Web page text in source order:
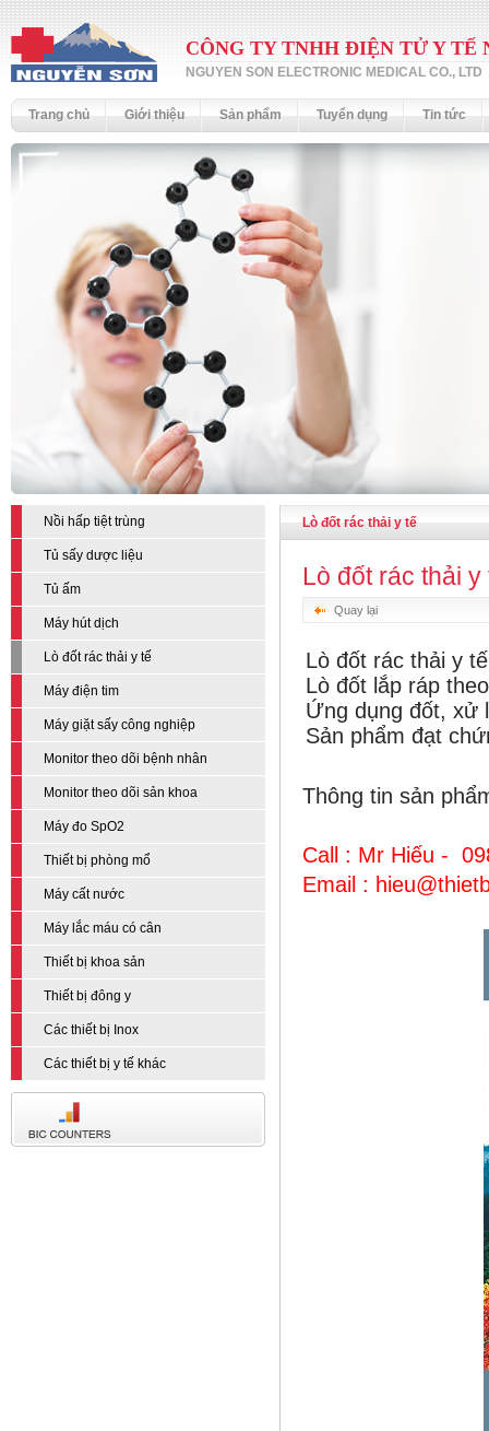
CÔNG TY TNHH ĐIỆN TỬ Y TẾ
NGUYEN SON ELECTRONIC MEDICAL CO., LTD
Trang chủ Giới thiệu Sản phẩm Tuyển dụng Tin tức
Nồi hấp tiệt trùng
Tủ sấy dược liệu
Tủ ấm
Máy hút dịch
Lò đốt rác thải y tế
Máy điện tim
Máy giặt sấy công nghiệp
Monitor theo dõi bệnh nhân
Monitor theo dõi sản khoa
Máy đo SpO2
Thiết bị phòng mổ
Máy cất nước
Máy lắc máu có cân
Thiết bị khoa sản
Thiết bị đông y
Các thiết bị Inox
Các thiết bị y tế khác
Lò đốt rác thải y tế
Lò đốt rác thải y
Quay lại
Lò đốt rác thải y
Lò đốt lắp ráp
Ứng dụng đốt, xử
Sản phẩm đạt
Thông tin sản
Call : Mr Hiếu -
Email :